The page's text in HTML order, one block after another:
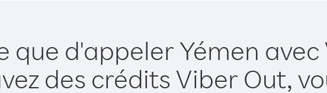
que d'appeler Yémen
des crédits Viber Out,